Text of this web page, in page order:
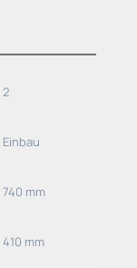
2
Einbau
740 mm
410 mm